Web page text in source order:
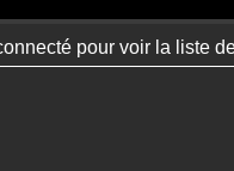
pour voir la liste